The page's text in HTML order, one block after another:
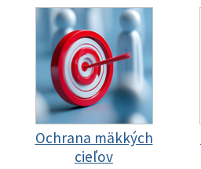
Ochrana mäkkých
cieľov